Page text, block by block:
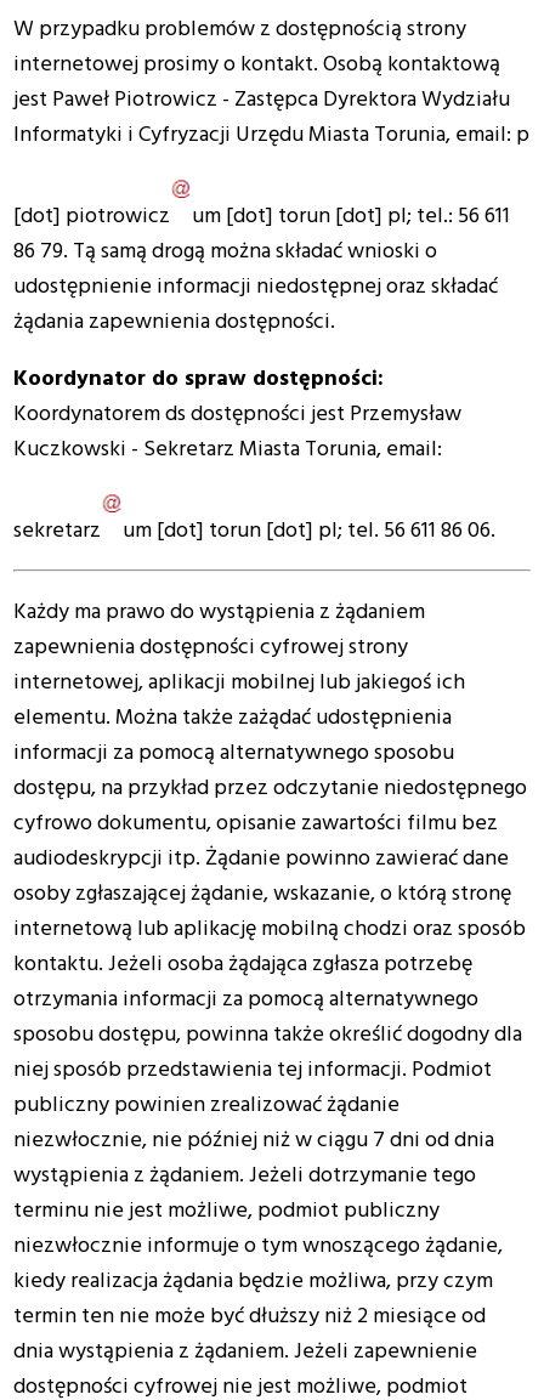
W przypadku problemów z dostępnością strony
internetowej prosimy o kontakt. Osobą kontaktową
jest Paweł Piotrowicz - Zastępca Dyrektora Wydziału
Informatyki i Cyfryzacji Urzędu Miasta Torunia, email: p
[dot] piotrowicz um[dot] torun[dot] pl; tel.: 56 611
86 79. Tą samą drogą można składać wnioski o
udostępnienie informacji niedostępnej oraz składać
żądania zapewnienia dostępności.
Koordynator do spraw dostępności:
Koordynatorem ds dostępności jest Przemysław
Kuczkowski - Sekretarz Miasta Torunia, email:
sekretarz um[dot] torun[dot] pl; tel. 56 611 86 06.
Każdy ma prawo do wystąpienia z żądaniem
zapewnienia dostępności cyfrowej strony
internetowej, aplikacji mobilnej lub jakiegoś ich
elementu. Można także zażądać udostępnienia
informacji za pomocą alternatywnego sposobu
dostępu, na przykład przez odczytanie niedostępnego
cyfrowo dokumentu, opisanie zawartości filmu bez
audiodeskrypcji itp. Żądanie powinno zawierać dane
osoby zgłaszającej żądanie, wskazanie, o którą stronę
internetową lub aplikację mobilną chodzi oraz sposób
kontaktu. Jeżeli osoba żądająca zgłasza potrzebę
otrzymania informacji za pomocą alternatywnego
sposobu dostępu, powinna także określić dogodny dla
niej sposób przedstawienia tej informacji. Podmiot
publiczny powinien zrealizować żądanie
niezwłocznie, nie później niż w ciągu 7 dni od dnia
wystąpienia z żądaniem. Jeżeli dotrzymanie tego
terminu nie jest możliwe, podmiot publiczny
niezwłocznie informuje o tym wnoszącego żądanie,
kiedy realizacja żądania będzie możliwa, przy czym
termin ten nie może być dłuższy niż 2 miesiące od
dnia wystąpienia z żądaniem. Jeżeli zapewnienie
dostępności cyfrowej nie jest możliwe, podmiot